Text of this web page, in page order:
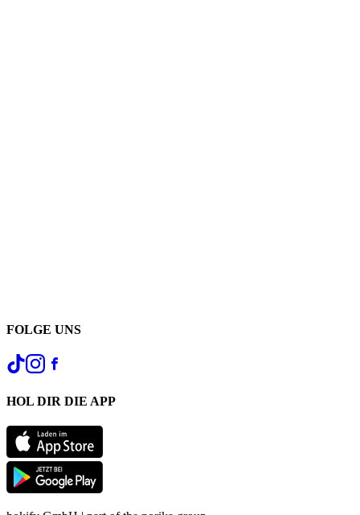
FOLGE UNS
HOL DIR DIE APP